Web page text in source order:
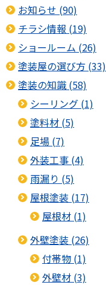
お知らせ (90)
チラシ情報 (19)
ショールーム (26)
塗装屋の選び方 (33)
塗装の知識 (58)
シーリング (1)
塗料材 (5)
足場 (7)
外装工事 (4)
雨漏り (5)
屋根塗装 (17)
屋根材 (1)
外壁塗装 (26)
付帯物 (1)
外壁材 (3)